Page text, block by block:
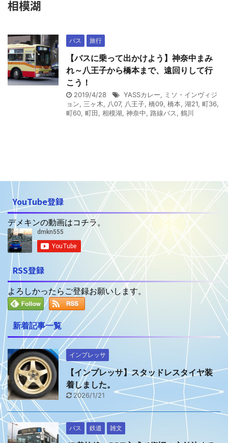
相模湖
バス 旅行
【バスに乗って出かけよう】神奈中まみ
れ～八王子から橋本まで、遠回りして行
こう！
2019/4/28 YASSカレー, ミソ・インヴィジ
ョン, 三ヶ木, 八07, 八王子, 橋09, 橋本, 湖21, 町36,
町60, 町田, 相模湖, 神奈中, 路線バス, 鶴川
YouTube登録
デメキンの動画はコチラ。
RSS登録
よろしかったらご登録お願いします。
新着記事一覧
インプレッサ
【インプレッサ】スタッドレスタイヤ装
着しました。
2026/1/21
バス 鉄道 雑文